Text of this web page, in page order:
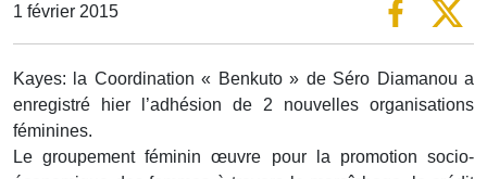
1 février 2015
Kayes: la Coordination « Benkuto » de Séro Diamanou a
enregistré hier l’adhésion de 2 nouvelles organisations
féminines.
Le groupement féminin œuvre pour la promotion socio-